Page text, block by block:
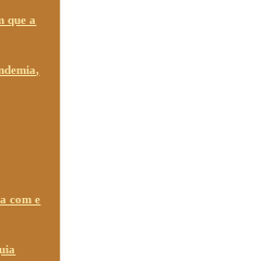
que a
com e